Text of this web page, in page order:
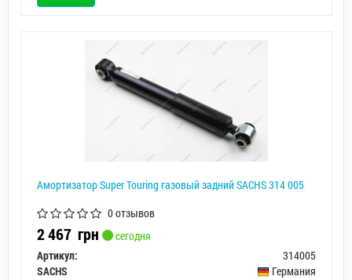
Амортизатор Super Touring газовый задний SACHS 314 005
0 отзывов
2 467 грн
сегодня
Артикул:
314005
SACHS
Германия